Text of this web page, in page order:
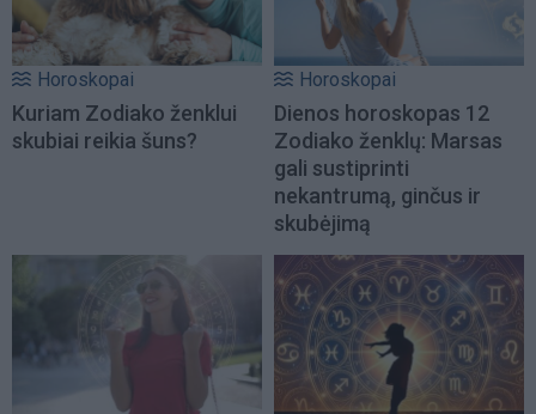
Horoskopai
Kuriam Zodiako ženklui
skubiai reikia šuns?
Horoskopai
Dienos horoskopas 12
Zodiako ženklų: Marsas
gali sustiprinti
nekantrumą, ginčus ir
skubėjimą